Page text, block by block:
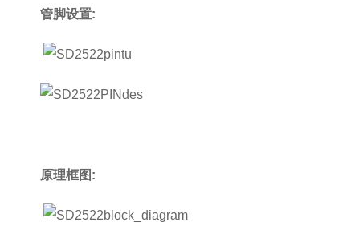
管脚设置:
原理框图 :